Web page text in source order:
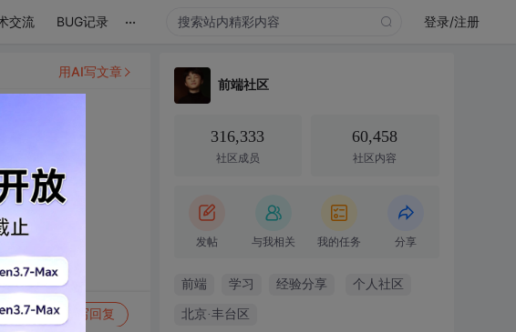
交流 BUG记录 ... 登录/注册
写回复
用AI写文章
前端社区
316,333
社区成员
60,458
社区内容
发帖 与我相关 我的任务 分享
前端 学习 经验分享 个人社区
北京·丰台区